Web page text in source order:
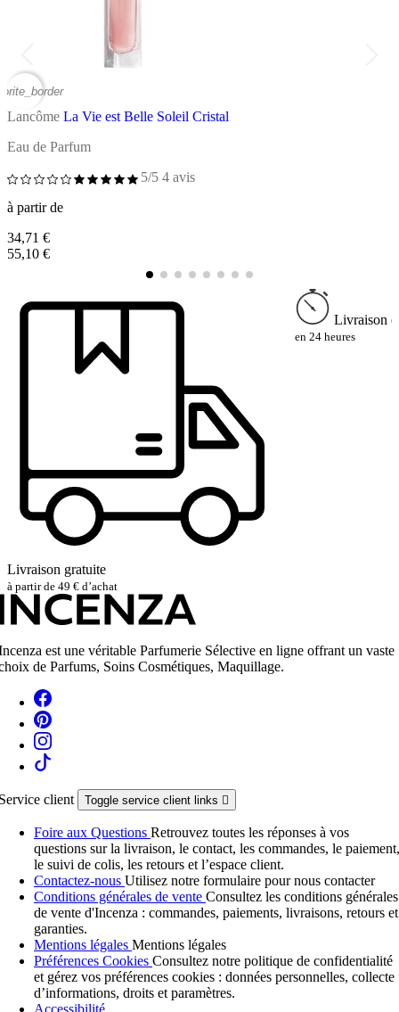
Lancôme La Vie est Belle Soleil Cristal
Eau de Parfum
5/5 4 avis
à partir de
34,71 €
55,10 €
Livraison gratuite
à partir de 49 € d’achat
Livraison
en 24 heures
est une véritable Parfumerie Sélective en ligne offrant un vaste
de Parfums, Soins Cosmétiques, Maquillage.
client Toggle service client links 
Foire aux Questions Retrouvez toutes les réponses à vos
questions sur la livraison, le contact, les commandes, le paiement,
le suivi de colis, les retours et l’espace client.
Contactez-nous Utilisez notre formulaire pour nous contacter
Conditions générales de vente Consultez les conditions générales
de vente d'Incenza : commandes, paiements, livraisons, retours et
garanties.
Mentions légales Mentions légales
Préférences Cookies Consultez notre politique de confidentialité
et gérez vos préférences cookies : données personnelles, collecte
d’informations, droits et paramètres.